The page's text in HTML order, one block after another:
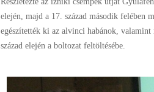
elején, majd a 17. század második felében
egészítették ki az alvinci habánok,
század elején a boltozat feltöltésébe.